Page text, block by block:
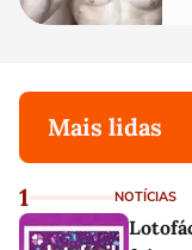
Mais lidas
1 NOTÍCIAS